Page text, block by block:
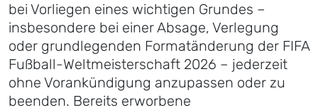
bei Vorliegen eines wichtigen Grundes –
insbesondere bei einer Absage, Verlegung
oder grundlegenden Formatänderung der FIFA
Fußball-Weltmeisterschaft 2026 – jederzeit
ohne Vorankündigung anzupassen oder zu
beenden. Bereits erworbene